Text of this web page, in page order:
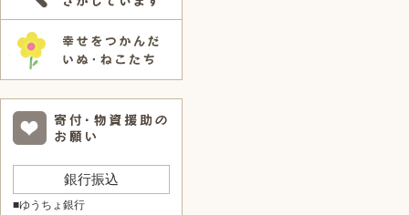
銀行振込
■ゆうちょ銀行